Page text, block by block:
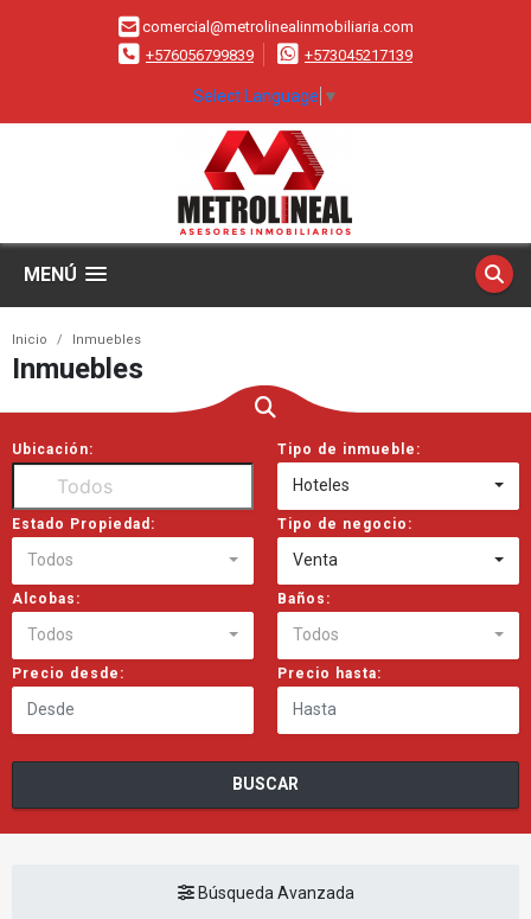
comercial@metrolinealinmobiliaria.com
+576056799839
+573045217139
Select Language ▼
MENÚ
Inicio Inmuebles
Inmuebles
Ubicación: Tipo de inmueble:
Hoteles
Estado Propiedad:
Todos
Tipo de negocio:
Venta
Alcobas:
Todos
Baños:
Todos
Precio desde: Precio hasta:
BUSCAR
Búsqueda Avanzada